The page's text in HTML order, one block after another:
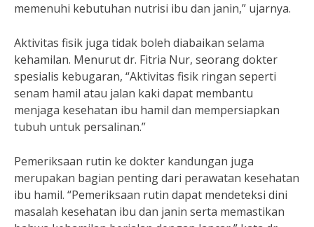
memenuhi kebutuhan nutrisi ibu dan janin,” ujarnya.
Aktivitas fisik juga tidak boleh diabaikan selama
kehamilan. Menurut dr. Fitria Nur, seorang dokter
spesialis kebugaran, “Aktivitas fisik ringan seperti
senam hamil atau jalan kaki dapat membantu
menjaga kesehatan ibu hamil dan mempersiapkan
tubuh untuk persalinan.”
Pemeriksaan rutin ke dokter kandungan juga
merupakan bagian penting dari perawatan kesehatan
ibu hamil. “Pemeriksaan rutin dapat mendeteksi dini
masalah kesehatan ibu dan janin serta memastikan